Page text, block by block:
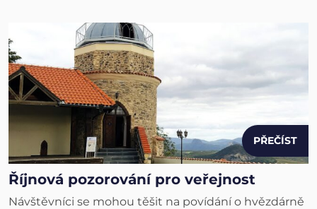
PŘEČÍST
Říjnová pozorování pro veřejnost
Návštěvníci se mohou těšit na povídání o hvězdárně